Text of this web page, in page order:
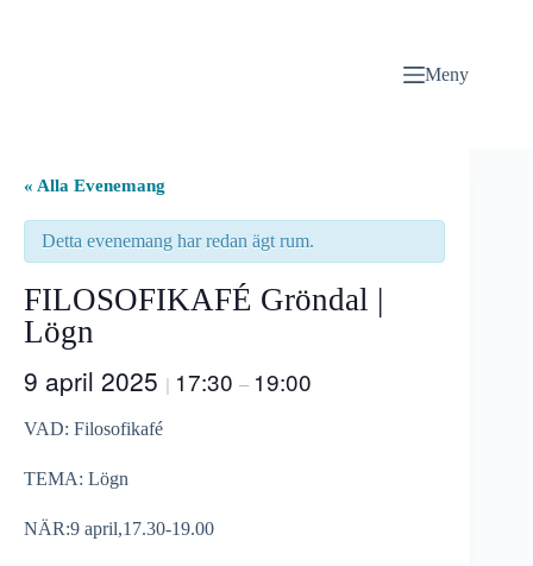
Meny
« Alla Evenemang
Detta evenemang har redan ägt rum.
FILOSOFIKAFÉ Gröndal |
Lögn
9 april 2025 | 17:30 – 19:00
VAD: Filosofikafé
TEMA: Lögn
NÄR:9 april,17.30-19.00